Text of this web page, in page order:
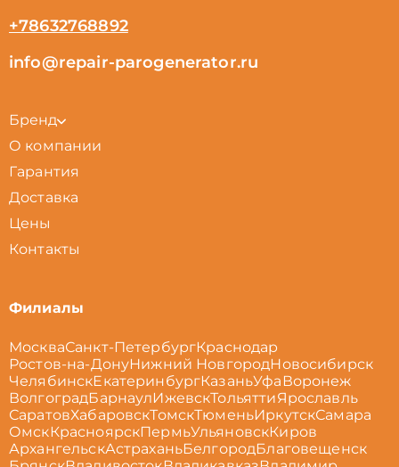
+78632768892
info@repair-parogenerator.ru
Бренд
О компании
Гарантия
Доставка
Цены
Контакты
Филиалы
МоскваСанкт-ПетербургКраснодар
Ростов-на-ДонуНижний НовгородНовосибирск
ЧелябинскЕкатеринбургКазаньУфа Воронеж
ВолгоградБарнаулИжевскТольяттиЯрославль
СаратовХабаровскТомскТюменьИркутскСамара
ОмскКрасноярскПермьУльяновскКиров
АрхангельскАстраханьБелгородБлаговещенск